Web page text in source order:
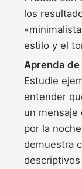
los
estilo y el
Aprenda de
Estudie
entender
un mensaje
por la
demuestra